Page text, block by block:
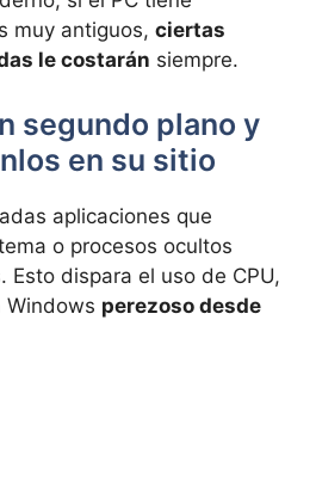
muy antiguos, ciertas
le costarán siempre.
segundo plano y
en su sitio
aplicaciones que
o procesos ocultos
Esto dispara el uso de CPU,
Windows perezoso desde